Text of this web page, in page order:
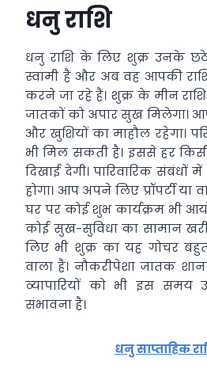
धनु राशि
धनु राशि के लिए शुक्र उनके
स्वामी हैं और अब वह आपकी
करने जा रहे हैं। शुक्र के मीन
जातकों को अपार सुख मिलेगा।
और खुशियों का माहौल रहेगा।
भी मिल सकती है। इससे हर
दिखाई देगी। पारिवारिक
होगा। आप अपने लिए प्रॉपर्टी
घर पर कोई शुभ कार्यक्रम भी
कोई सुख-स‍ुविधा का सामान
लिए भी शुक्र का यह गोचर
वाला है। नौकरीपेशा जातक
व्‍यापारियों को भी इस समय
संभावना है।
धनु साप्ताहिक